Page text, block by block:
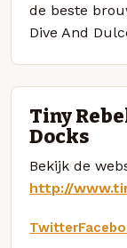
de beste
Dive And
Tiny
Docks
Bekijk de
http://
Twitter